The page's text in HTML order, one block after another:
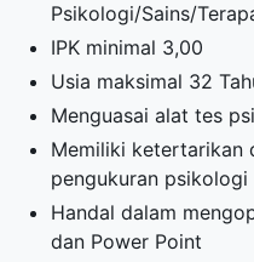
Psikologi/Sains/
IPK minimal 3,00
Usia maksimal 32
Menguasai alat tes
Memiliki ketertarikan
pengukuran psikologi
Handal dalam
dan Power Point